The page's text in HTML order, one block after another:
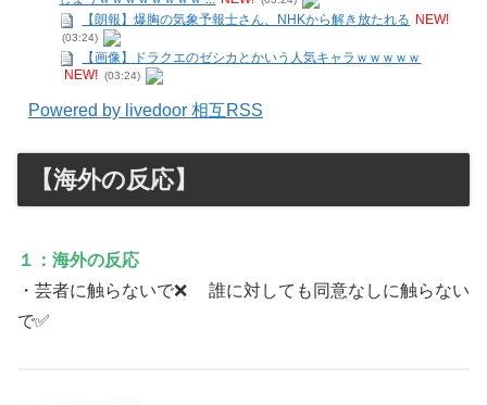
【朗報】爆胸の気象予報士さん、NHKから解き放たれる NEW!
(03:24)
【画像】ドラクエのゼシカとかいう人気キャラｗｗｗｗｗ
NEW! (03:24)
Powered by livedoor 相互RSS
【海外の反応】
１：海外の反応
・芸者に触らないで❌ 誰に対しても同意なしに触らない
で✅